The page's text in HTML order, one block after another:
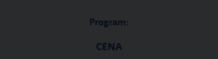
Program:
CENA